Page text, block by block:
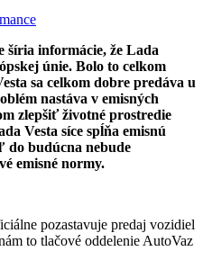
šíria informácie, že Lada
únie. Bolo to celkom
sa celkom dobre predáva u
nastáva v emisných
zlepšiť životné prostredie
Vesta síce spĺňa emisnú
do budúcna nebude
emisné normy.
pozastavuje predaj vozidiel
to tlačové oddelenie AutoVaz